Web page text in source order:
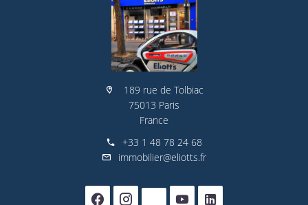
189 rue de Tolbiac
75013 Paris
France
+33 1 48 78 24 68
immobilier@eliotts.fr